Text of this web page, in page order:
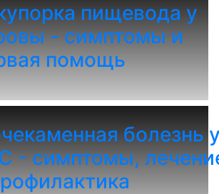
пищевода у
- симптомы и
помощь
болезнь
- симптомы,